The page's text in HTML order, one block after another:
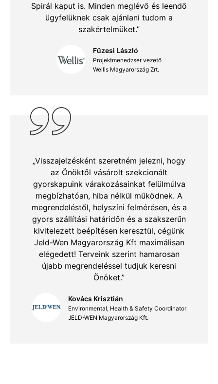
Spirál kaput is. Minden meglévő és leendő
ügyfelüknek csak ajánlani tudom a
szakértelmüket.”
Füzesi László
Projektmenedzser vezető
Wellis Magyarország Zrt.
„Visszajelzésként szeretném jelezni, hogy
az Önöktől vásárolt szekcionált
gyorskapuink várakozásainkat felülmúlva
megbízhatóan, hiba nélkül működnek. A
megrendeléstől, helyszíni felmérésen, és a
gyors szállítási határidőn és a szakszerűn
kivitelezett beépítésen keresztül, cégünk
Jeld-Wen Magyarország Kft maximálisan
elégedett! Terveink szerint hamarosan
újabb megrendeléssel tudjuk keresni
Önöket.”
Kovács Krisztián
Environmental, Health & Safety Coordinator
JELD-WEN Magyarország Kft.